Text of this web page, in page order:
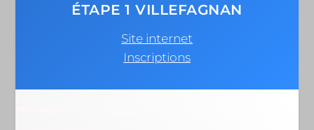
ÉTAPE 1 VILLEFAGNAN
Site internet
Inscriptions